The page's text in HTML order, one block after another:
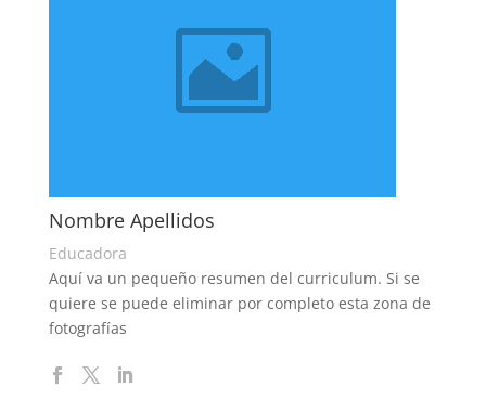
Nombre Apellidos
Educadora
Aquí va un pequeño resumen del curriculum. Si se
quiere se puede eliminar por completo esta zona de
fotografías